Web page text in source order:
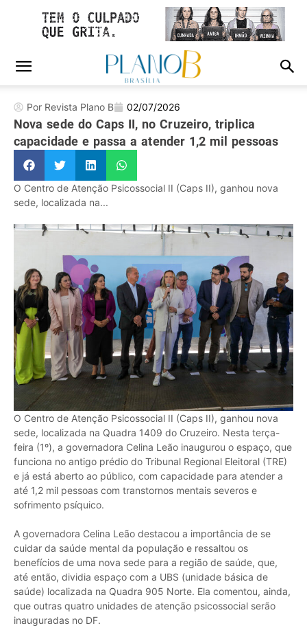
Por Revista Plano B 02/07/2026
Nova sede do Caps II, no Cruzeiro, triplica
capacidade e passa a atender 1,2 mil pessoas
O Centro de Atenção Psicossocial II (Caps II), ganhou nova
sede, localizada na...
O Centro de Atenção Psicossocial II (Caps II), ganhou nova
sede, localizada na Quadra 1409 do Cruzeiro. Nesta terça-
feira (1º), a governadora Celina Leão inaugurou o espaço, que
funciona no antigo prédio do Tribunal Regional Eleitoral (TRE)
e já está aberto ao público, com capacidade para atender a
até 1,2 mil pessoas com transtornos mentais severos e
sofrimento psíquico.
A governadora Celina Leão destacou a importância de se
cuidar da saúde mental da população e ressaltou os
benefícios de uma nova sede para a região de saúde, que,
até então, dividia espaço com a UBS (unidade básica de
saúde) localizada na Quadra 905 Norte. Ela comentou, ainda,
que outras quatro unidades de atenção psicossocial serão
inauguradas no DF.